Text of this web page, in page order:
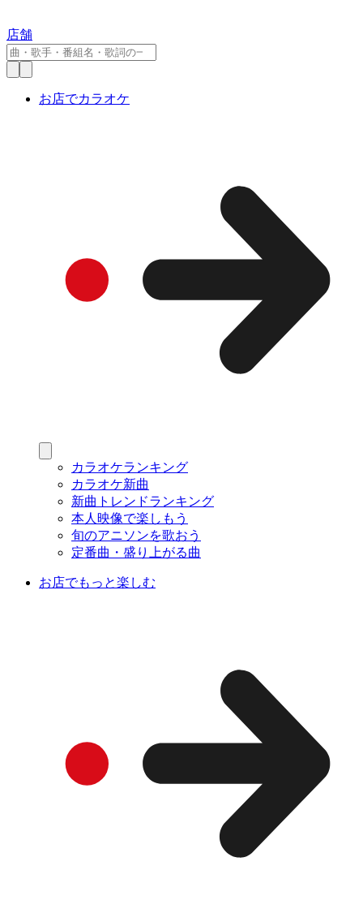
店舗
お店でカラオケ
カラオケランキング
カラオケ新曲
新曲トレンドランキング
本人映像で楽しもう
旬のアニソンを歌おう
定番曲・盛り上がる曲
お店でもっと楽しむ